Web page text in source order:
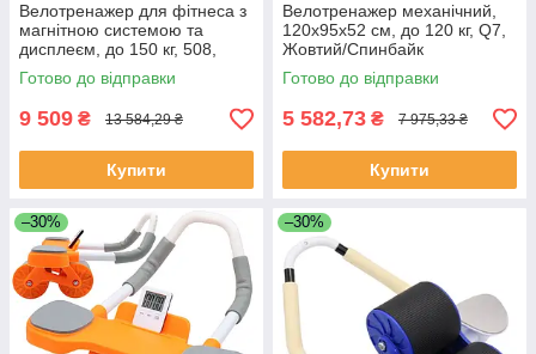
Велотренажер для фітнеса з
магнітною системою та
дисплеєм, до 150 кг, 508,
Синій / Спінбайк /
Велотренажер для дому
Готово до відправки
9 509 ₴ 13 584,29 ₴
Купити
Велотренажер механічний,
120х95х52 см, до 120 кг, Q7,
Жовтий/Спинбайк
механічний/Велотренажер
домашній/Фітнес-велосипед
Готово до відправки
5 582,73 ₴ 7 975,33 ₴
Купити
–30% –30%